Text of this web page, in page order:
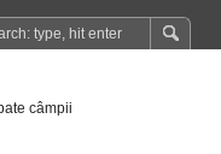
câmpii